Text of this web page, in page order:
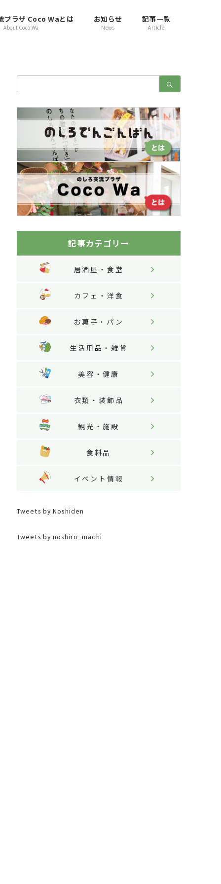
プラザ Coco Waとは
About Coco Wa
お知らせ
News
記事一覧
Article
索：
記事カテゴリー
居酒屋・食堂
カフェ・洋食
お菓子・パン
生活用品・雑貨
美容・健康
衣類・装飾品
観光・施設
食料品
イベント情報
Tweets by Noshiden
Tweets by noshiro_machi